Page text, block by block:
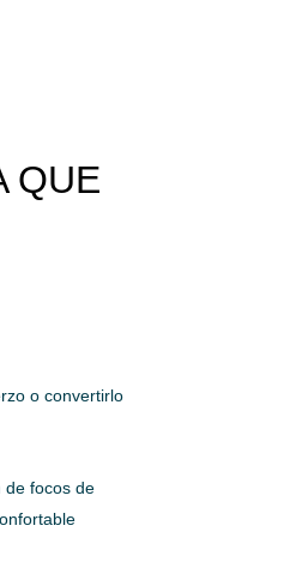
QUE
o convertirlo
de focos de